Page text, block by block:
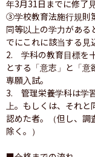
年3月31日までに修了
③学校教育法施行規則
同等以上の学力がある
でにこれに該当する見
2.　学科の教育目標を
とする「意志」と「
専願入試。
3.　管理栄養学科は学
上。もしくは、それ
認めた者。（但し、調
除く。）